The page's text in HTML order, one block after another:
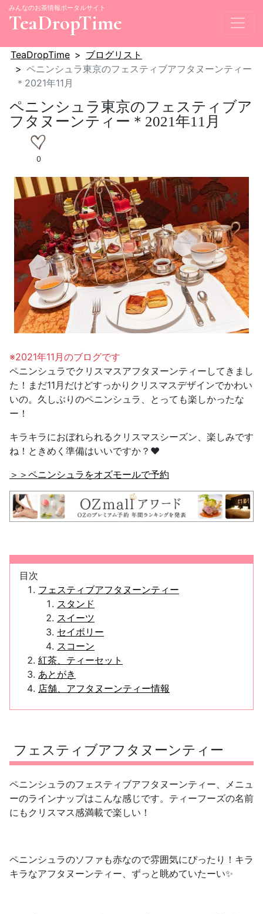
みんなのお茶情報ポータルサイト
TeaDropTime
TeaDropTime
ブログリスト
ペニンシュラ東京のフェスティブアフタヌーンティー
＊2021年11月
ペニンシュラ東京のフェスティブア
フタヌーンティー＊2021年11月
0
※2021年11月のブログです
ペニンシュラでクリスマスアフタヌーンティーしてきまし
た！まだ11月だけどすっかりクリスマスデザインでかわい
いの。久しぶりのペニンシュラ、とっても楽しかったな
ー！
キラキラにおぼれられるクリスマスシーズン、楽しみです
ね！ときめく準備はいいですか？❤️
＞＞ペニンシュラをオズモールで予約
目次
フェスティブアフタヌーンティー
スタンド
スイーツ
セイボリー
スコーン
紅茶、ティーセット
あとがき
店舗、アフタヌーンティー情報
フェスティブアフタヌーンティー
ペニンシュラのフェスティブアフタヌーンティー、メニュ
ーのラインナップはこんな感じです。ティーフーズの名前
にも クリスマス感満載で楽しい！
ペニンシュラのソファも赤なので雰囲気にぴったり！キラ
キラなアフタヌーンティー、ずっと眺めていたーい✨